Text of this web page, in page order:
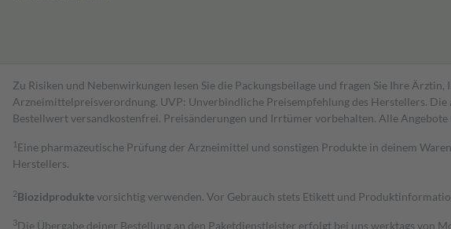
Zu Risiken und Nebenwirkungen lesen Sie die Packungsbeilage und fragen Sie Ihre
Arzneimittelpreisverordnung. UVP: Unverbindliche Preisempfehlung des Herstellers. Die
Bestell­wert versand­kosten­frei. Preisänderungen und Irrtümer vorbehalten. Alle
1 Eine pharmazeutische Prüfung der Arzneimittel und sonstigen Produkte in deinem
Herstellers.
2Biozidproduktevorsichtig verwenden. Vor Gebrauch stets Etikett und
3Die Übergabe deiner Bestellung an den Paketdienstleister erfolgt bei uns werktags von